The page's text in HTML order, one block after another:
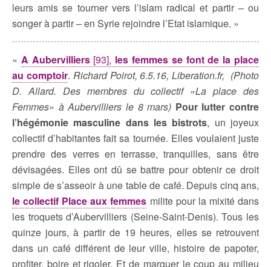
leurs amis se tourner vers l’islam radical et partir – ou
songer à partir – en Syrie rejoindre l’Etat islamique. »
« A Aubervilliers[93], les femmes se font de la place
au comptoir. Richard Poirot, 6.5.16, Liberation.fr, (Photo
D. Allard. Des membres du collectif «La place des
Femmes» à Aubervilliers le 8 mars) Pour lutter contre
l’hégémonie masculine dans les bistrots, un joyeux
collectif d’habitantes fait sa tournée. Elles voulaient juste
prendre des verres en terrasse, tranquilles, sans être
dévisagées. Elles ont dû se battre pour obtenir ce droit
simple de s’asseoir à une table de café. Depuis cinq ans,
le collectif Place aux femmes milite pour la mixité dans
les troquets d’Aubervilliers (Seine-Saint-Denis). Tous les
quinze jours, à partir de 19 heures, elles se retrouvent
dans un café différent de leur ville, histoire de papoter,
profiter, boire et rigoler. Et de marquer le coup au milieu